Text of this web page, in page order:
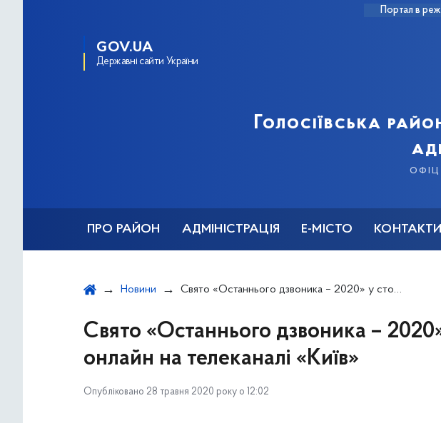
Портал в
GOV.UA
Державні сайти України
Голосіївська
ПРО РАЙОН АДМІНІСТРАЦІЯ Е-МІСТО КОНТАКТИ
Новини Свято «Останнього дзвоника – 2020» у столиці відсвяткують онлайн на телеканалі «Київ»
Свято «Останнього дзвоника –
онлайн на телеканалі «Київ»
Опубліковано 28 травня 2020 року о 12:02